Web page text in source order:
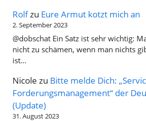
Rolfzu Eure Armut kotzt mich an
2. September 2023
@dobschat Ein Satz ist sehr wichtig:
nicht zu schämen, wenn man nichts
ist…
Nicole zu Bitte melde Dich:
Forderungsmanagement“ der
(Update)
31. August 2023